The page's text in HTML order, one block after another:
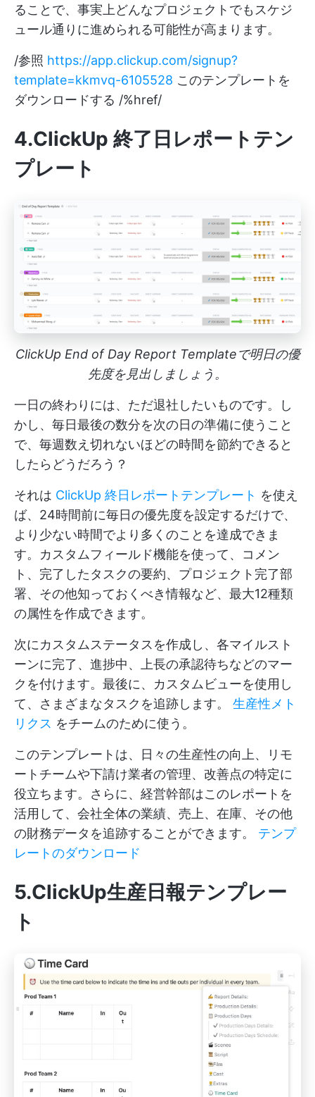
ることで、事実上どんなプロジェクトでもスケジ
ュール通りに進められる可能性が高まります。
/参照 https://app.clickup.com/signup?
template=kkmvq-6105528 このテンプレートを
ダウンロードする /%href/
4.ClickUp 終了日レポートテン
プレート
ClickUp End of Day Report Templateで明日の優
先度を見出しましょう。
一日の終わりには、ただ退社したいものです。し
かし、毎日最後の数分を次の日の準備に使うこと
で、毎週数え切れないほどの時間を節約できると
したらどうだろう？
それは ClickUp 終日レポートテンプレート を使え
ば、24時間前に毎日の優先度を設定するだけで、
より少ない時間でより多くのことを達成できま
す。カスタムフィールド機能を使って、コメン
ト、完了したタスクの要約、プロジェクト完了部
署、その他知っておくべき情報など、最大12種類
の属性を作成できます。
次にカスタムステータスを作成し、各マイルスト
ーンに完了、進捗中、上長の承認待ちなどのマー
クを付けます。最後に、カスタムビューを使用し
て、さまざまなタスクを追跡します。 生産性メト
リクス をチームのために使う。
このテンプレートは、日々の生産性の向上、リモ
ートチームや下請け業者の管理、改善点の特定に
役立ちます。さらに、経営幹部はこのレポートを
活用して、会社全体の業績、売上、在庫、その他
の財務データを追跡することができます。 テンプ
レートのダウンロード
5.ClickUp生産日報テンプレー
ト